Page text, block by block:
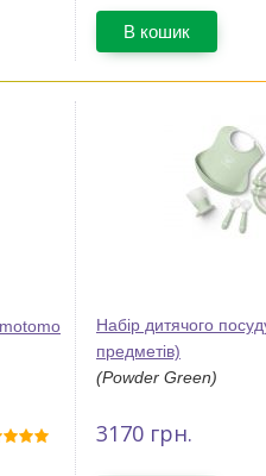
В кошик
Набір дитячого
предметів)
(Powder Green)
3170 грн.